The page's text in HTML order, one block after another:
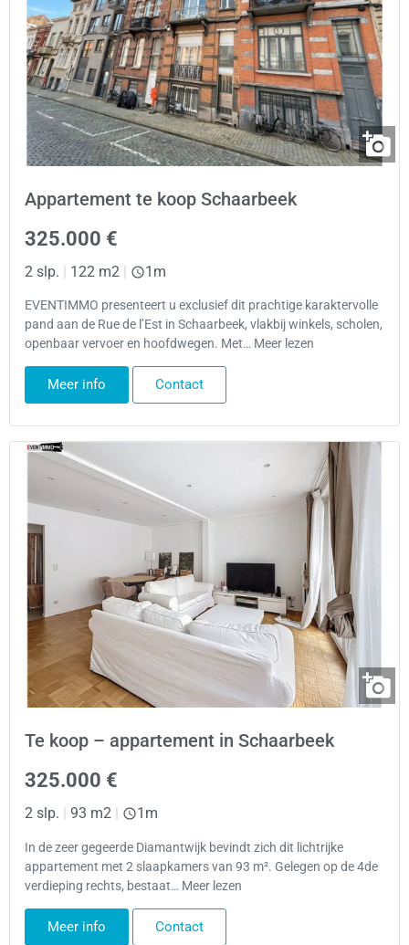
Appartement te koop Schaarbeek
325.000 €
2 slp. | 122 m2 | 1m
EVENTIMMO presenteert u exclusief dit prachtige karaktervolle
pand aan de Rue de l’Est in Schaarbeek, vlakbij winkels, scholen,
openbaar vervoer en hoofdwegen. Met… Meer lezen
Meer info Contact
Te koop – appartement in Schaarbeek
325.000 €
2 slp. 93 m2 1m
In de zeer gegeerde Diamantwijk bevindt zich dit lichtrijke
appartement met 2 slaapkamers van 93 m². Gelegen op de 4de
verdieping rechts, bestaat… Meer lezen
Meer info Contact